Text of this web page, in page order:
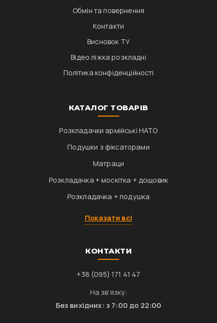
Обмін та повернення
Контакти
Висновок ТУ
Відео ліжка розкладні
Політика конфіденційності
КАТАЛОГ ТОВАРІВ
Розкладачки армійські НАТО
Подушки з фіксаторами
Матраци
Розкладачка + москітка + дощовик
Розкладачка + подушка
Показати всі
КОНТАКТИ
+38 (095) 171 41 47
На зв'язку:
Без вихідних: з 7:00 до 22:00